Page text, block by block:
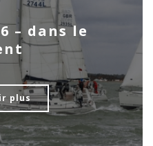
– dans le
plus